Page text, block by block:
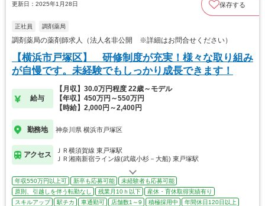
更新日：2025年1月28日 保存する
正社員 調剤薬局
調剤薬局の薬剤師求人（法人名非公開 ※詳細はお問合せください）
【横浜市戸塚区】 研修制度が充実！様々な取り組み
が自慢です。未経験でもしっかり成長できます！
給与
【月収】30.0万円程度 22歳～モデル
【年収】450万円～550万円
【時給】2,000円～2,400円
勤務地 神奈川県 横浜市戸塚区
アクセス
ＪＲ横須賀線 東戸塚駅
ＪＲ湘南新宿ライン線(武蔵小杉－大船) 東戸塚駅
年収550万円以上可 新卒も応募可能
未経験者も応募可能
原則、引越しを伴う転勤なし
残業月10ｈ以下
産休・育休取得実績有り
スキルアップ
駅チカ 車通勤可 店舗数1～9 積極採用中 年間休日120日以上